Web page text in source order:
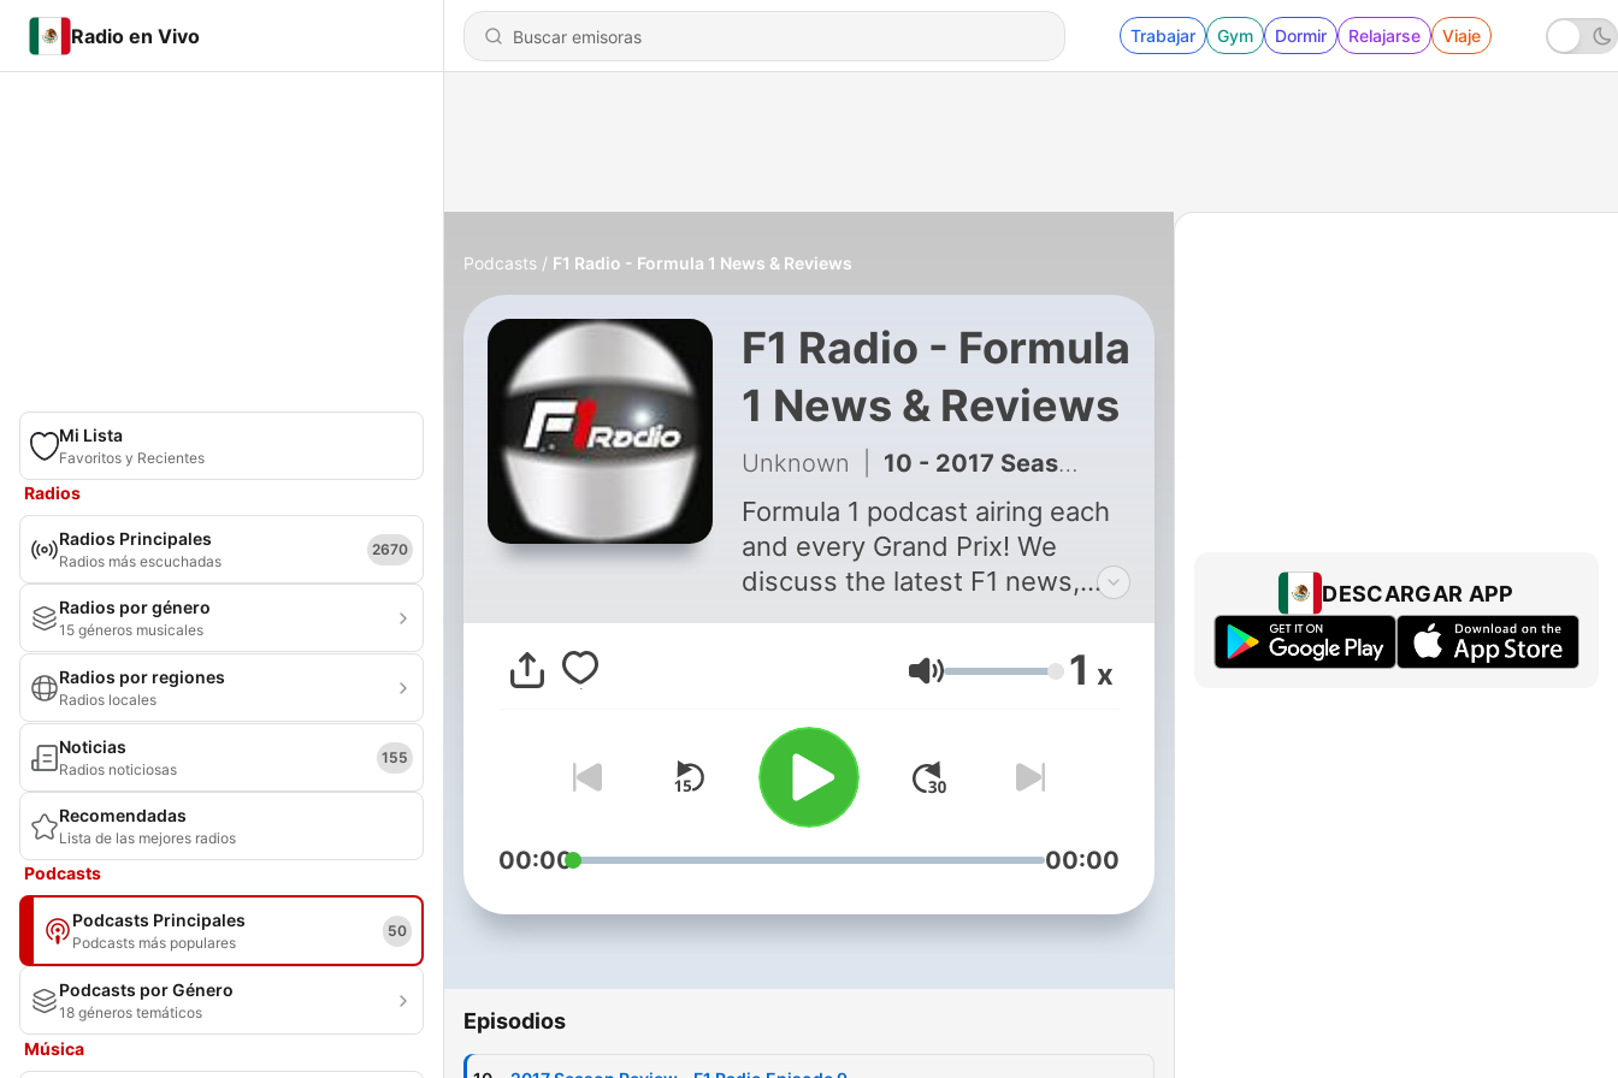
Radio en Vivo Trabajar Gym Dormir Relajarse Viaje
Mi Lista
Favoritos y Recientes
Radios
Radios Principales
Radios más escuchadas
2670
Radios por género
15 géneros musicales
Radios por regiones
Radios locales
Noticias
Radios noticiosas
155
Recomendadas
Lista de las mejores radios
Podcasts
Podcasts Principales
Podcasts más populares
50
Podcasts por Género
18 géneros temáticos
Música
Podcasts F1 Radio - Formula 1 News & Reviews
F1 Radio - Formula
1 News & Reviews
Unknown 10 - 2017 Season Review - F1 Radio Episode 9
Formula 1 podcast airing each
and every Grand Prix! We
discuss the latest F1 news,
review races and answer your
Volumen 1 x
00:00 00:00
Episodios
DESCARGAR APP